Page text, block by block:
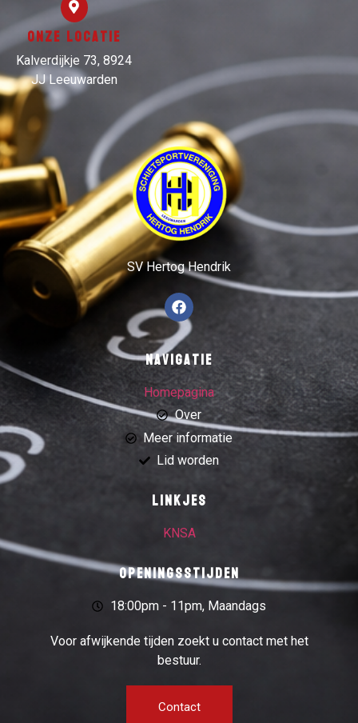
Onze locatie
Kalverdijkje 73, 8924
JJ Leeuwarden
SV Hertog Hendrik
Navigatie
Homepagina
Over
Meer informatie
Lid worden
Linkjes
KNSA
Openingsstijden
18:00pm - 11pm, Maandags
Voor afwijkende tijden zoekt u contact met het
bestuur.
Contact